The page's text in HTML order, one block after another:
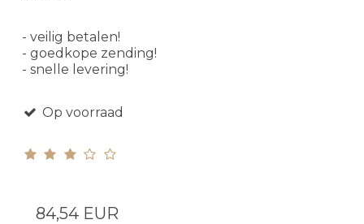
- veilig betalen!
- goedkope zending!
- snelle levering!
Op voorraad
84,54 EUR